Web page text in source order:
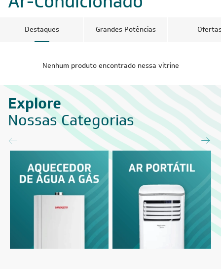
Destaques Grandes Potências
Nenhum produto encontrado nessa vitrine
Explore
Nossas Categorias